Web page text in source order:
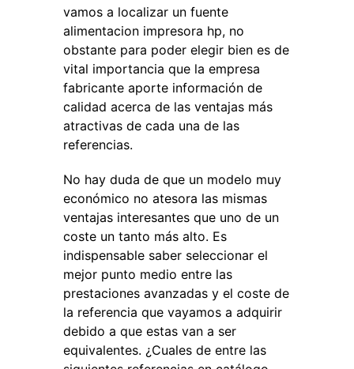
vamos a localizar un fuente
alimentacion impresora hp, no
obstante para poder elegir bien es de
vital importancia que la empresa
fabricante aporte información de
calidad acerca de las ventajas más
atractivas de cada una de las
referencias.
No hay duda de que un modelo muy
económico no atesora las mismas
ventajas interesantes que uno de un
coste un tanto más alto. Es
indispensable saber seleccionar el
mejor punto medio entre las
prestaciones avanzadas y el coste de
la referencia que vayamos a adquirir
debido a que estas van a ser
equivalentes. ¿Cuales de entre las